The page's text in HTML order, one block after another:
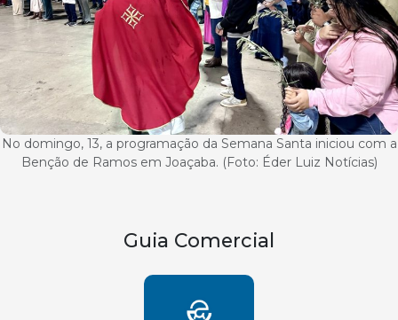
No domingo, 13, a programação da Semana Santa iniciou com a
Benção de Ramos em Joaçaba. (Foto: Éder Luiz Notícias)
Guia Comercial